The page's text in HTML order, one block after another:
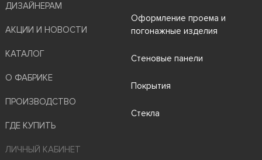
ДИЗАЙНЕРАМ
АКЦИИ И НОВОСТИ
КАТАЛОГ
О ФАБРИКЕ
ПРОИЗВОДСТВО
ГДЕ КУПИТЬ
Оформление проема и
погонажные изделия
Стеновые панели
Покрытия
Стекла
ЛИЧНЫЙ КАБИНЕТ